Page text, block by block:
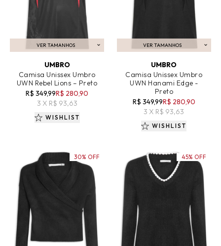
VER TAMANHOS
ADICIONAR AO CARRINHO
UMBRO
Camisa Unissex Umbro
UWN Rebel Lions – Preto
R$ 349,99R$ 280,90
3 X R$ 93,63
WISHLIST
VER TAMANHOS
ADICIONAR AO CARRINHO
UMBRO
Camisa Unissex Umbro
UWN Hanami Edge -
Preto
R$ 349,99R$ 280,90
3 X R$ 93,63
WISHLIST
30% OFF 45% OFF